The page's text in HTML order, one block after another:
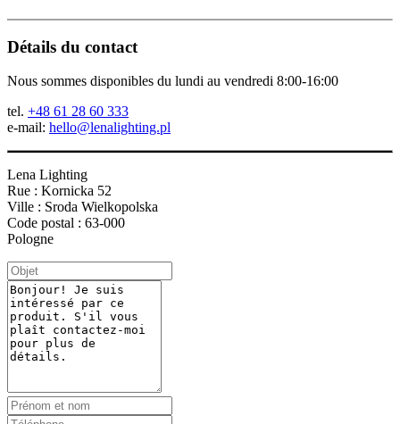
Détails du contact
Nous sommes disponibles du lundi au vendredi 8:00-16:00
tel. +48 61 28 60 333
e-mail: hello@lenalighting.pl
Lena Lighting
Rue : Kornicka 52
Ville : Sroda Wielkopolska
Code postal : 63-000
Pologne